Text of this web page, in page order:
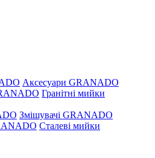
Аксесуари GRANADO
Гранітні мийки
Змішувачі GRANADO
Сталеві мийки